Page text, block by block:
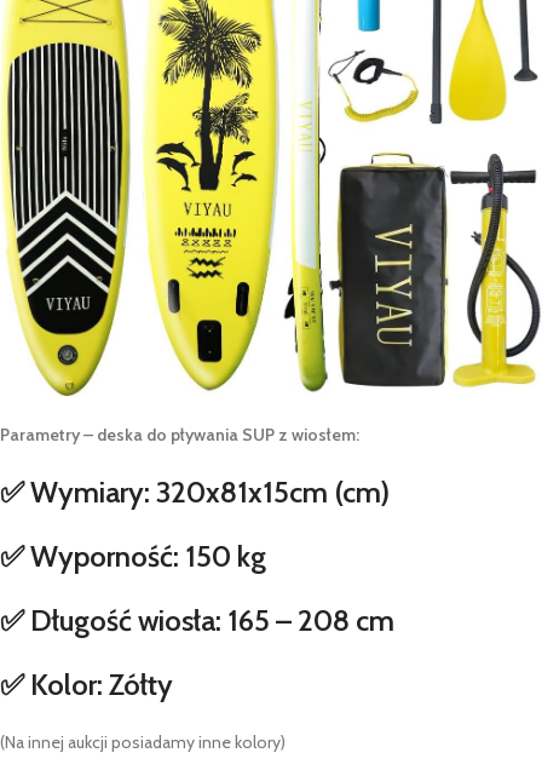
Parametry – deska do pływania SUP z wiosłem:
✅ Wymiary: 320x81x15cm (cm)
✅ Wyporność: 150 kg
✅ Długość wiosła: 165 – 208 cm
✅ Kolor: Zółty
(Na innej aukcji posiadamy inne kolory)